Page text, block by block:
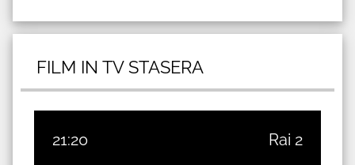
FILM IN TV STASERA
21:20 Rai 2